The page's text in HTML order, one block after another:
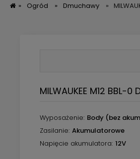
» Ogród » Dmuchawy »
MILWAUKEE M12 BBL-
Wyposażenie Body (bez
Zasilanie Akumulatorowe
Napięcie akumulatora 12V